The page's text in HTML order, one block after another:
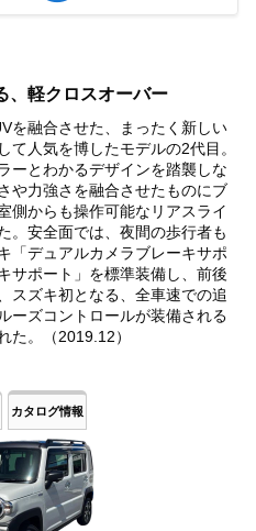
、軽クロスオーバー
を融合させた、まったく新しい
て人気を博したモデルの2代目。
ーとわかるデザインを踏襲しな
や力強さを融合させたものにブ
側からも操作可能なリアスライ
。安全面では、夜間の歩行者も
「デュアルカメラブレーキサポ
サポート」を標準装備し、前後
スズキ初となる、全車速での追
ーズコントロールが装備される
た。（2019.12）
カタログ情報